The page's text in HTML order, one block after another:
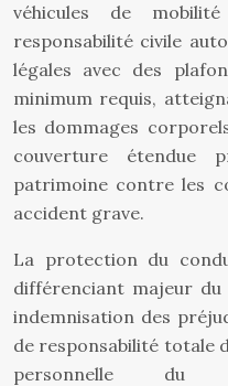
véhicules de
responsabilité civile
légales avec des
minimum requis,
les dommages
couverture étendue
patrimoine contre les
accident grave.
La protection du
différenciant majeur
indemnisation des
de responsabilité totale
personnelle du